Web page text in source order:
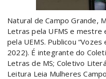
Natural de Campo Grande,
Letras pela UFMS e mestre
pela UEMS. Publicou “Vozes
2022). É integrante do
Letras de MS; Coletivo
Leitura Leia Mulheres